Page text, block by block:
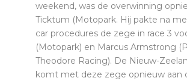
weekend, was de overwinning
Ticktum (Motopark. Hij pakte na
car procedures de zege in race 3
(Motopark) en Marcus Armstrong
Theodore Racing). De Nieuw-
komt met deze zege opnieuw aan